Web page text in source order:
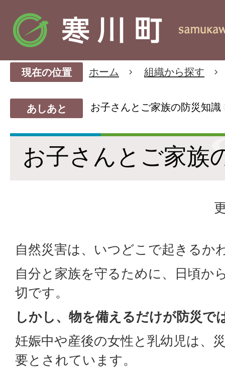
現在の位置 ホーム 組織から探す
あしあと お子さんとご家族の防災知識
お子さんとご家族
自然災害は、いつどこで起きるか
自分と家族を守るために、日頃か
切です。
しかし、物を備えるだけが防災で
妊娠中や産後の女性と乳幼児は、
要とされています。